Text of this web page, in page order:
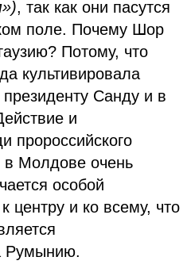
, так как они пасутся
поле. Почему Шор
Потому, что
культивировала
Санду и в
и
пророссийского
в Молдове очень
особой
центру и ко всему, что
Румынию.